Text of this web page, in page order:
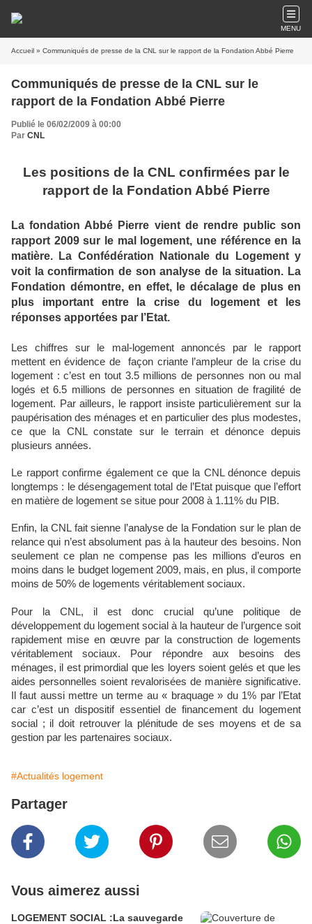
MENU
Accueil » Communiqués de presse de la CNL sur le rapport de la Fondation Abbé Pierre
Communiqués de presse de la CNL sur le
rapport de la Fondation Abbé Pierre
Publié le 06/02/2009 à 00:00
Par CNL
Les positions de la CNL confirmées par le
rapport de la Fondation Abbé Pierre
La fondation Abbé Pierre vient de rendre public son
rapport 2009 sur le mal logement, une référence en la
matière. La Confédération Nationale du Logement y
voit la confirmation de son analyse de la situation. La
Fondation démontre, en effet, le décalage de plus en
plus important entre la crise du logement et les
réponses apportées par l’Etat.
Les chiffres sur le mal-logement annoncés par le rapport
mettent en évidence de
façon criante l’ampleur de la crise du
logement : c’est en tout 3.5 millions de personnes non ou mal
logés et 6.5 millions de personnes en situation de fragilité de
logement. Par ailleurs, le rapport insiste particulièrement sur la
paupérisation des ménages et en particulier des plus modestes,
ce que la CNL constate sur le terrain et dénonce depuis
plusieurs années.
Le rapport confirme également ce que la CNL dénonce depuis
longtemps : le désengagement total de l’Etat puisque que l’effort
en matière de logement se situe pour 2008 à 1.11% du PIB.
Enfin, la CNL fait sienne l’analyse de la Fondation sur le plan de
relance qui n’est absolument pas à la hauteur des besoins. Non
seulement ce plan ne compense pas les millions d’euros en
moins dans le budget logement 2009, mais, en plus, il comporte
moins de 50% de logements véritablement sociaux.
Pour la CNL, il est donc crucial qu’une politique de
développement du logement social à la hauteur de l’urgence soit
rapidement mise en œuvre par la construction de logements
véritablement sociaux. Pour répondre aux besoins des
ménages, il est primordial que les loyers soient gelés et que les
aides personnelles soient revalorisées de manière significative.
Il faut aussi mettre un terme au « braquage » du 1% par l’Etat
car c’est un dispositif essentiel de financement du logement
social ; il doit retrouver la plénitude de ses moyens et de sa
gestion par les partenaires sociaux.
#Actualités logement
Partager
Vous aimerez aussi
LOGEMENT SOCIAL :La sauvegarde